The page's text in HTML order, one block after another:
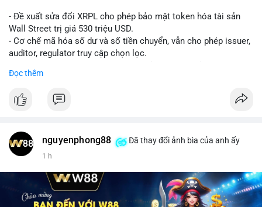
- Đề xuất sửa đổi XRPL cho phép bảo mật token hóa tài sản
Wall Street trị giá 530 triệu USD.
- Cơ chế mã hóa số dư và số tiền chuyển, vẫn cho phép issuer,
auditor, regulator truy cập chọn lọc.
tài chính.
chức tài chính.
$xrp
#titanbot
📰 Nguồn: CoinDesk
Đọc thêm
nguyenphong88 Đã thay đổi ảnh bìa của anh ấy
1 h